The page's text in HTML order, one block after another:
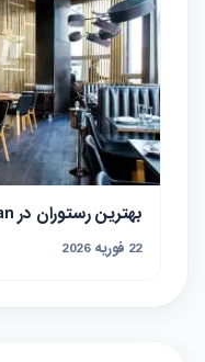
بهترین رستوران در Tehran – لیست کامل
22 فوریه 2026